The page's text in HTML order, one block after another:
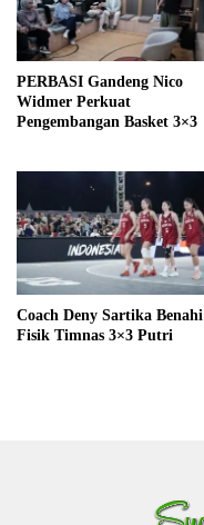
PERBASI Gandeng Nico
Widmer Perkuat
Pengembangan Basket 3×3
Coach Deny Sartika Benahi
Fisik Timnas 3×3 Putri